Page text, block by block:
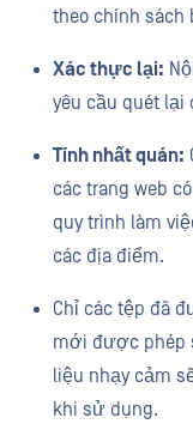
theo chính sách
Xác thực lại:
yêu cầu quét
Tính nhất quán:
các trang web
quy trình làm
các địa điểm.
Chỉ các tệp đã
mới được phép
liệu nhạy cảm
khi sử dụng.